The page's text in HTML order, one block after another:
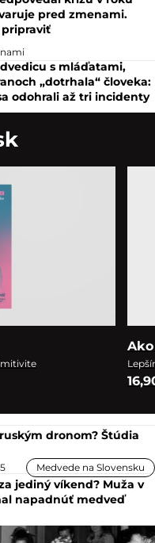
pred zmenami.
pripraviť
s mláďatami,
„dotrhala“ človeka:
odohrali až tri incidenty
dronom? Štúdia
Medvede na Slovensku
jediný víkend? Muža v
napadnúť medveď